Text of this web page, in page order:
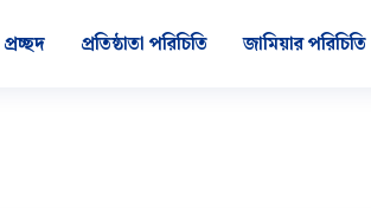
প্রচ্ছদ প্রতিষ্ঠাতা পরিচিতি জামিয়ার পরিচিতি